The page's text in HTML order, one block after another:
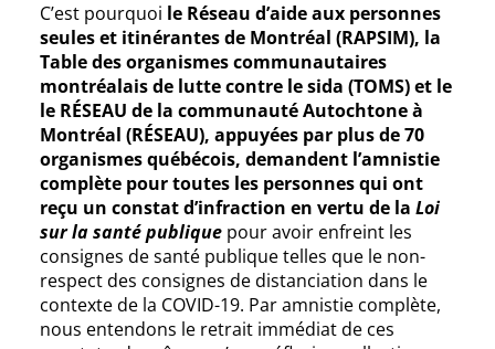
C’est pourquoi le Réseau d’aide aux personnes
seules et itinérantes de Montréal (RAPSIM), la
Table des organismes communautaires
montréalais de lutte contre le sida (TOMS) et le
le RÉSEAU de la communauté Autochtone à
Montréal (RÉSEAU), appuyées par plus de 70
organismes québécois, demandent l’amnistie
complète pour toutes les personnes qui ont
reçu un constat d’infraction en vertu de la Loi
sur la santé publiquepour avoir enfreint les
consignes de santé publique telles que le non-
respect des consignes de distanciation dans le
contexte de la COVID-19. Par amnistie complète,
nous entendons le retrait immédiat de ces